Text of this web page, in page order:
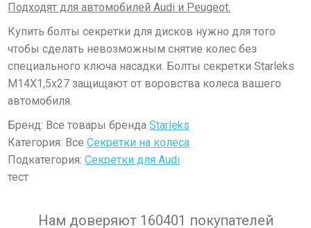
Подходят для автомобилей Audi и Peugeot.
Купить болты секретки для дисков нужно для того
чтобы сделать невозможным снятие колес без
специального ключа насадки. Болты секретки Starleks
M14X1,5х27 защищают от воровства колеса вашего
автомобиля.
Бренд: Все товары брендаStarleks
Категория: ВсеСекретки на колеса
Подкатегория:Секретки для Audi
тест
Нам доверяют 160401 покупателей